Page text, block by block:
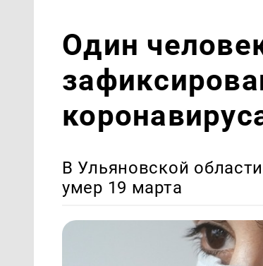
Один
В Ульяновской
умер 19 марта